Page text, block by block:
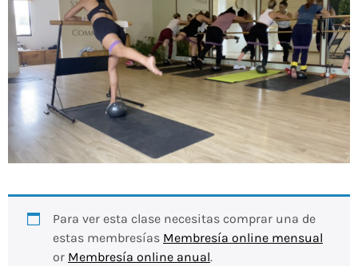
Para ver esta clase necesitas comprar una de
estas membresías Membresía online mensual
or Membresía online anual.